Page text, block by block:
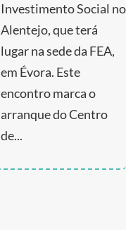
Investimento Social no
Alentejo, que terá
lugar na sede da FEA,
em Évora. Este
encontro marca o
arranque do Centro
de...